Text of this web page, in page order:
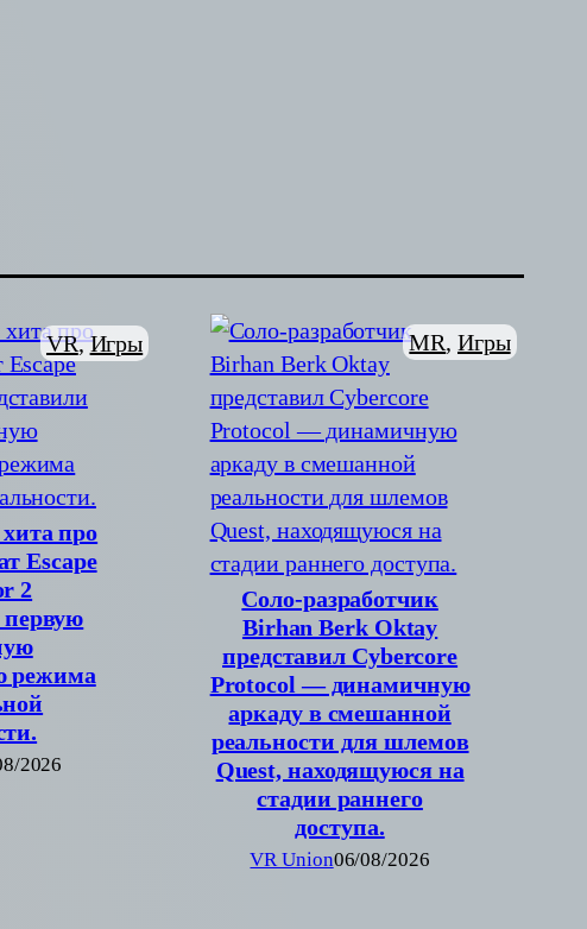
про
Escape
2
первую
режима
VR, Игры
2026
Соло-разработчик
Birhan Berk Oktay
представил Cybercore
Protocol — динамичную
аркаду в смешанной
реальности для шлемов
Quest, находящуюся на
стадии раннего
доступа.
MR, Игры
VR Union06/08/2026